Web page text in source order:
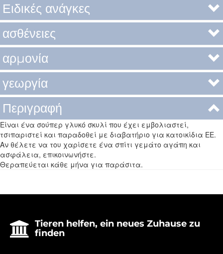
Ειδικές ανάγκες
ασθένειες
αρμονία
γεωργία
Περιγραφή
Είναι ένα σούπερ γλυκό σκυλί που έχει εμβολιαστεί,
τσιπαριστεί και παραδοθεί με διαβατήριο για κατοικίδια ΕΕ.
Αν θέλετε να του χαρίσετε ένα σπίτι γεμάτο αγάπη και
ασφάλεια, επικοινωνήστε.
Θεραπεύεται κάθε μήνα για παράσιτα.
 Tieren helfen, ein neues Zuhause zu
finden